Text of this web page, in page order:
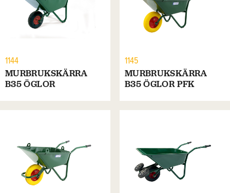
1144
MURBRUKSKÄRRA
B35 ÖGLOR
1145
MURBRUKSKÄRRA
B35 ÖGLOR PFK